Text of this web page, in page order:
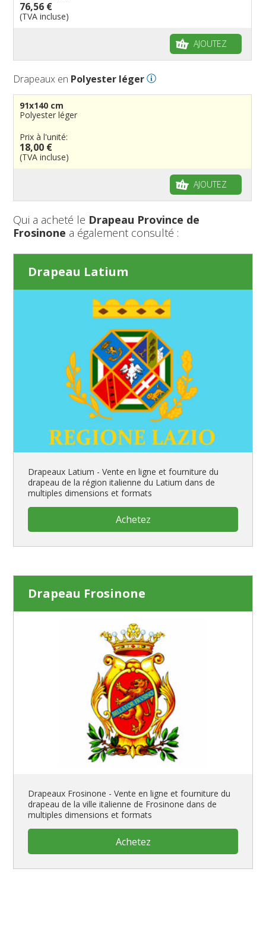
76,56 €
(TVA incluse)
AJOUTEZ
Drapeaux en Polyester léger
91x140 cm
Polyester léger
Prix à l'unité:
18,00 €
(TVA incluse)
AJOUTEZ
Qui a acheté le Drapeau Province de
Frosinone a également consulté :
Drapeau Latium
Drapeaux Latium - Vente en ligne et fourniture du
drapeau de la région italienne du Latium dans de
multiples dimensions et formats
Achetez
Drapeau Frosinone
Drapeaux Frosinone - Vente en ligne et fourniture du
drapeau de la ville italienne de Frosinone dans de
multiples dimensions et formats
Achetez